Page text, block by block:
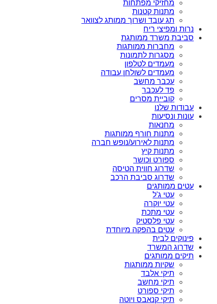
מחזיקי מפתחות
מתנות קטנות
תג עובד ושרוך ממותג לצוואר
נרות ומפיצי ריח
סביבת משרד ממותגת
מחברות ממותגות
מסגרות לתמונות
מעמדים לטלפון
מעמדים לשולחן עבודה
עכבר מחשב
פד לעכבר
קוביית מסרים
עבודות שלנו
עונות ונסיעות
מחנאות
מתנות חורף ממותגות
מתנות לאירוע/נופש חברה
מתנות קיץ
ספורט וכושר
שדרוג חווית הטיסה
שדרוג סביבת הרכב
עטים ממותגים
עטי ג'ל
עטי יוקרה
עטי מתכת
עטי פלסטיק
עטים בהפקה מיוחדת
פינוקים לבית
שדרוג המשרד
תיקים ממותגים
שקיות ממותגות
תיקי אלבד
תיקי מחשב
תיקי ספורט
תיקי קנאבס ויוטה